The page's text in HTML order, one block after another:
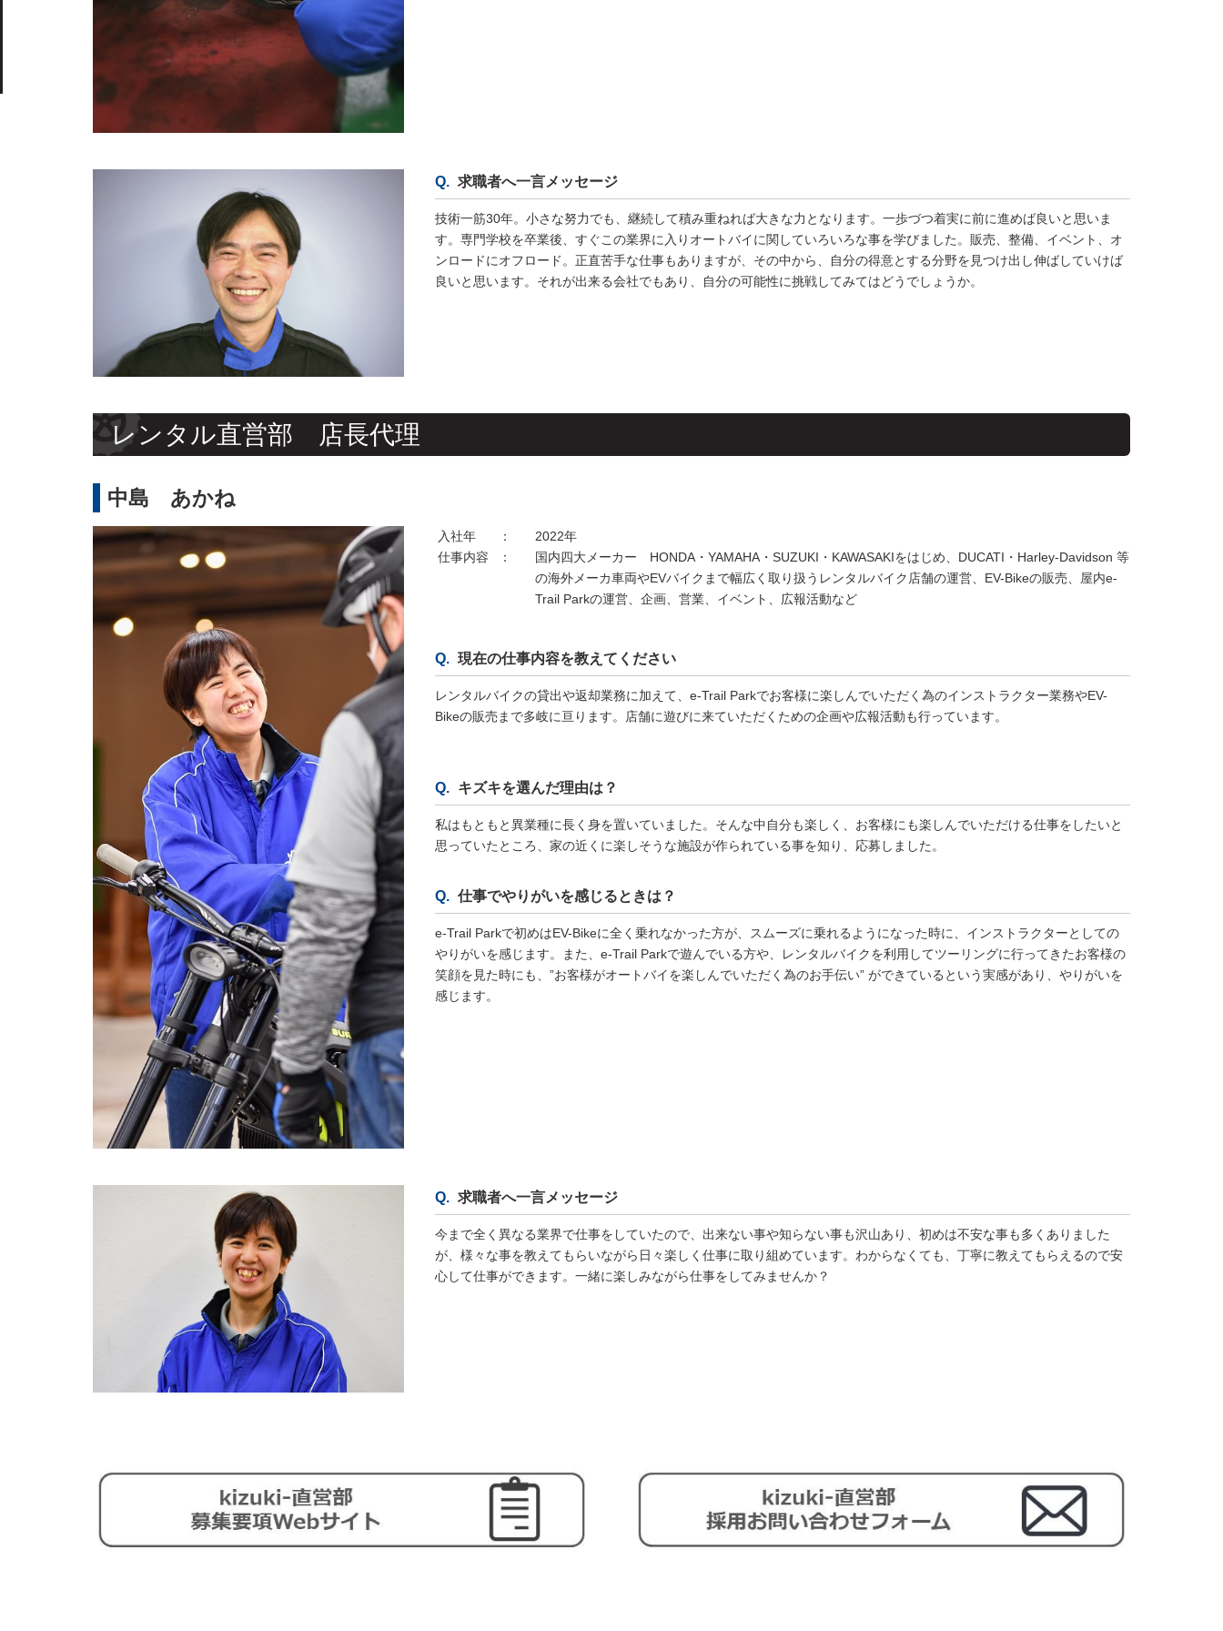
求職者へ一言メッセージ
技術一筋30年。小さな努力でも、継続して積み重ねれば大きな力となります。一歩づつ着実に前に進めば良いと思いま
す。専門学校を卒業後、すぐこの業界に入りオートバイに関していろいろな事を学びました。販売、整備、イベント、オ
ンロードにオフロード。正直苦手な仕事もありますが、その中から、自分の得意とする分野を見つけ出し伸ばしていけば
良いと思います。それが出来る会社でもあり、自分の可能性に挑戦してみてはどうでしょうか。
レンタル直営部 店長代理
中島 あかね
入社年 ：
2022年
仕事内容
：
国内四大メーカー HONDA・YAMAHA・SUZUKI・KAWASAKIをはじめ、DUCATI・Harley-Davidson 等
の海外メーカ車両やEVバイクまで幅広く取り扱うレンタルバイク店舗の運営、EV-Bikeの販売、屋内e-
Trail Parkの運営、企画、営業、イベント、広報活動など
現在の仕事内容を教えてください
レンタルバイクの貸出や返却業務に加えて、e-Trail Parkでお客様に楽しんでいただく為のインストラクター業務やEV-
Bikeの販売まで多岐に亘ります。店舗に遊びに来ていただくための企画や広報活動も行っています。
キズキを選んだ理由は？
私はもともと異業種に長く身を置いていました。そんな中自分も楽しく、お客様にも楽しんでいただける仕事をしたいと
思っていたところ、家の近くに楽しそうな施設が作られている事を知り、応募しました。
仕事でやりがいを感じるときは？
e-Trail Parkで初めはEV-Bikeに全く乗れなかった方が、スムーズに乗れるようになった時に、インストラクターとしての
やりがいを感じます。また、e-Trail Parkで遊んでいる方や、レンタルバイクを利用してツーリングに行ってきたお客様の
笑顔を見た時にも、”お客様がオートバイを楽しんでいただく為のお手伝い” ができているという実感があり、やりがいを
感じます。
求職者へ一言メッセージ
今まで全く異なる業界で仕事をしていたので、出来ない事や知らない事も沢山あり、初めは不安な事も多くありました
が、様々な事を教えてもらいながら日々楽しく仕事に取り組めています。わからなくても、丁寧に教えてもらえるので安
心して仕事ができます。一緒に楽しみながら仕事をしてみませんか？